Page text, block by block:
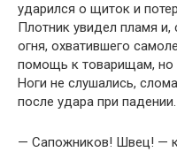
ударился о щиток и
Плотник увидел пламя
огня, охватившего
помощь к товарищам, но
Ноги не слушались,
после удара при падении.
— Сапожников! Швец! —